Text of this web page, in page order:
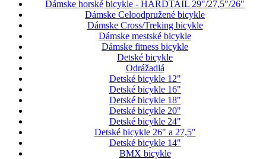
Dámske horské bicykle - HARDTAIL 29"/27,5"/26"
Dámske Celoodpružené bicykle
Dámske Cross/Treking bicykle
Dámske mestské bicykle
Dámske fitness bicykle
Detské bicykle
Odrážadlá
Detské bicykle 12"
Detské bicykle 16"
Detské bicykle 18"
Detské bicykle 20"
Detské bicykle 24"
Detské bicykle 26" a 27,5"
Detské bicykle 14"
BMX bicykle